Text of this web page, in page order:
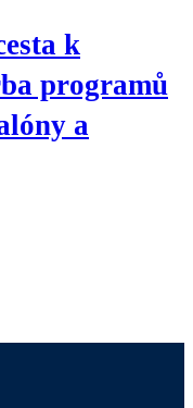
k
programů
a